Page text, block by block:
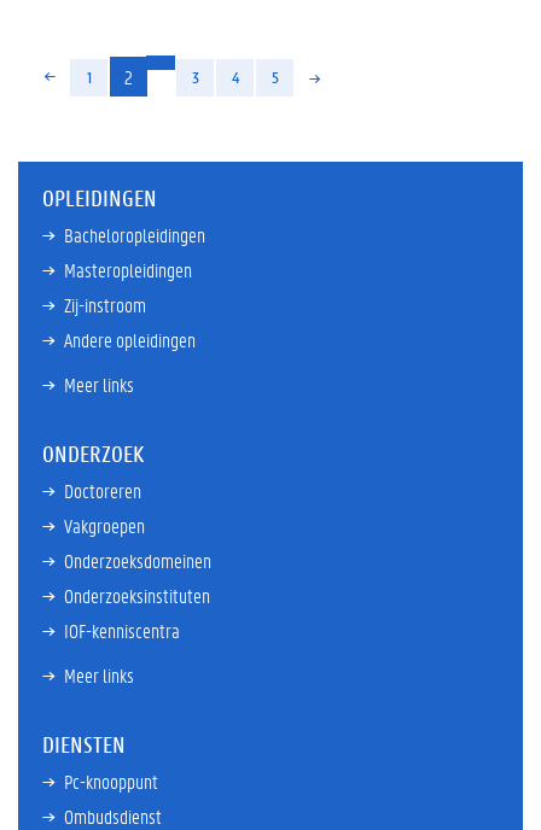
1 2 (huidige)
3 4 5
OPLEIDINGEN
Bacheloropleidingen
Masteropleidingen
Zij-instroom
Andere opleidingen
Meer links
ONDERZOEK
Doctoreren
Vakgroepen
Onderzoeksdomeinen
Onderzoeksinstituten
IOF-kenniscentra
Meer links
DIENSTEN
Pc-knooppunt
Ombudsdienst